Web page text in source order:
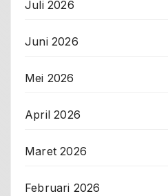
Juli 2026
Juni 2026
Mei 2026
April 2026
Maret 2026
Februari 2026